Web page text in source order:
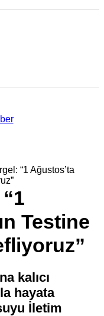
“1 Ağustos’ta
Testine
kalıcı
hayata
İletim